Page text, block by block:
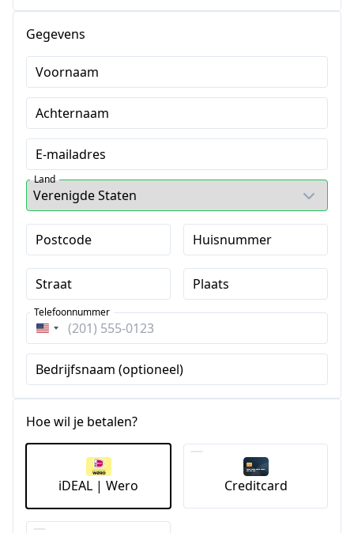
Gegevens
Voornaam
Achternaam
E-mailadres
Land
Postcode Huisnummer
Straat Plaats
Verenigde
Staten
+1
Telefoonnummer
Bedrijfsnaam (optioneel)
Hoe wil je betalen?
iDEAL | Wero Creditcard